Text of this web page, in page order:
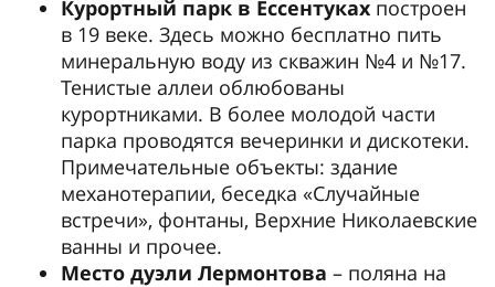
Курортный парк в Ессентуках построен
в 19 веке. Здесь можно бесплатно пить
минеральную воду из скважин №4 и №17.
Тенистые аллеи облюбованы
курортниками. В более молодой части
парка проводятся вечеринки и дискотеки.
Примечательные объекты: здание
механотерапии, беседка «Случайные
встречи», фонтаны, Верхние Николаевские
ванны и прочее.
Место дуэли Лермонтова – поляна на